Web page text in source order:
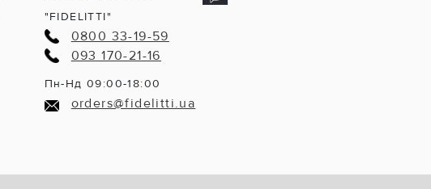
"FIDELITTI"
0800 33-19-59
093 170-21-16
Пн-Нд 09:00-18:00
orders@fidelitti.ua